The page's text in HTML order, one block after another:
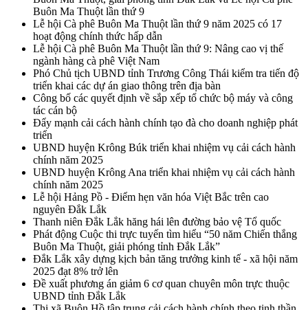
Buôn Ma Thuột lần thứ 9
Lễ hội Cà phê Buôn Ma Thuột lần thứ 9 năm 2025 có 17
hoạt động chính thức hấp dẫn
Lễ hội Cà phê Buôn Ma Thuột lần thứ 9: Nâng cao vị thế
ngành hàng cà phê Việt Nam
Phó Chủ tịch UBND tỉnh Trương Công Thái kiểm tra tiến độ
triển khai các dự án giao thông trên địa bàn
Công bố các quyết định về sắp xếp tổ chức bộ máy và công
tác cán bộ
Đẩy mạnh cải cách hành chính tạo đà cho doanh nghiệp phát
triển
UBND huyện Krông Búk triển khai nhiệm vụ cải cách hành
chính năm 2025
UBND huyện Krông Ana triển khai nhiệm vụ cải cách hành
chính năm 2025
Lễ hội Hảng Pồ - Điểm hẹn văn hóa Việt Bắc trên cao
nguyên Đắk Lắk
Thanh niên Đắk Lắk hăng hái lên đường bảo vệ Tổ quốc
Phát động Cuộc thi trực tuyến tìm hiểu “50 năm Chiến thắng
Buôn Ma Thuột, giải phóng tỉnh Đắk Lắk”
Đắk Lắk xây dựng kịch bản tăng trưởng kinh tế - xã hội năm
2025 đạt 8% trở lên
Đề xuất phương án giảm 6 cơ quan chuyên môn trực thuộc
UBND tỉnh Đắk Lắk